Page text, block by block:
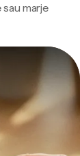
sau marje